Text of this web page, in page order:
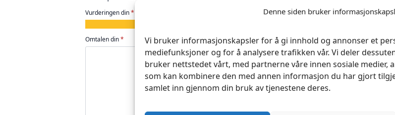
Denne siden bruker
Vi bruker informasjonskapsler for å gi innhold og annonser et
mediefunksjoner og for å analysere trafikken vår. Vi deler
bruker nettstedet vårt, med partnerne våre innen sosiale medier,
som kan kombinere den med annen informasjon du har gjort
samlet inn gjennom din bruk av tjenestene deres.
Vurderingen din*
av
5
av
5
av
5
av
5
stjerner
5
stjerner
Omtalen din*